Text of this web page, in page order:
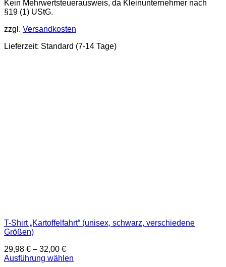
Kein Mehrwertsteuerausweis, da Kleinunternehmer nach
§19 (1) UStG.
zzgl. Versandkosten
Lieferzeit: Standard (7-14 Tage)
T-Shirt „Kartoffelfahrt“ (unisex, schwarz, verschiedene
Größen)
29,98 € – 32,00 €
Ausführung wählen